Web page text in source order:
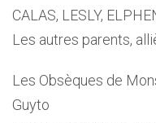
CALAS, LESLY,
Les autres parents,
Les Obsèques de
Guyto